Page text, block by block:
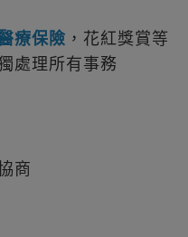
療保險 ，花紅獎賞等
處理所有事務
商